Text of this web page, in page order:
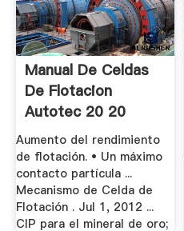
Manual De Celdas
De Flotacion
Autotec 20 20
Aumento del rendimiento
de flotación. • Un máximo
contacto partícula ...
Mecanismo de Celda de
Flotación . Jul 1, 2012 ...
CIP para el mineral de oro;